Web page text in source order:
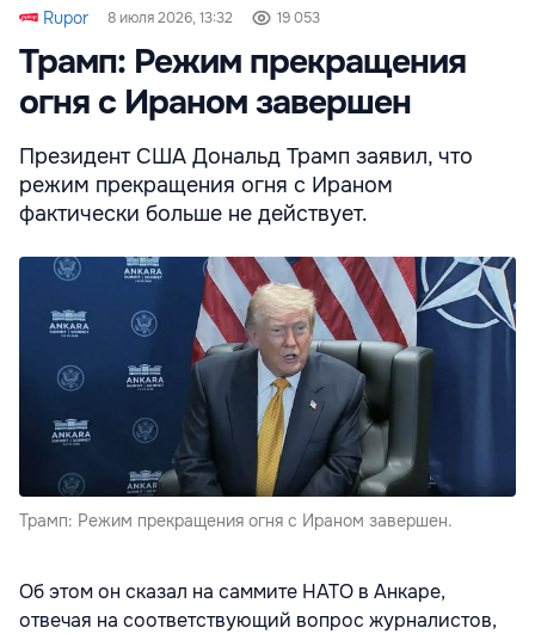
Rupor 8 июля 2026, 13:32 19 053
Трамп: Режим прекращения
огня с Ираном завершен
Президент США Дональд Трамп заявил, что
режим прекращения огня с Ираном
фактически больше не действует.
Трамп: Режим прекращения огня с Ираном завершен.
Об этом он сказал на саммите НАТО в Анкаре,
отвечая на соответствующий вопрос журналистов,